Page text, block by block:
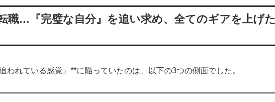
職…『完璧な自分』を追い求め、全てのギアを上げた
われている感覚』**に陥っていたのは、以下の3つの側面でした。